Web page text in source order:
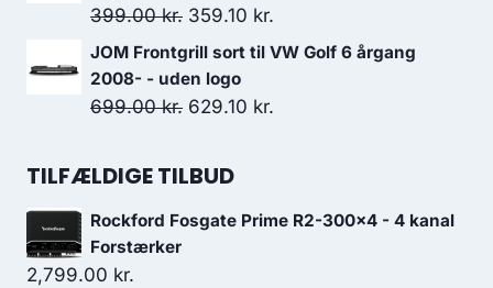
var:
799.00 kr..639.20 kr..
399.00kr. Den
oprindelige
pris
var:
359.10 kr.
aktuelle
JOM Frontgrill sort til VW Golf 6 årgang
2008- - uden logo
699.00kr. Den
pris
699.00 kr..
629.10 kr.
629.10 kr..
TILFÆLDIGE TILBUD
Rockford Fosgate Prime R2-300x4 - 4 kanal
Forstærker
2,799.00 kr.